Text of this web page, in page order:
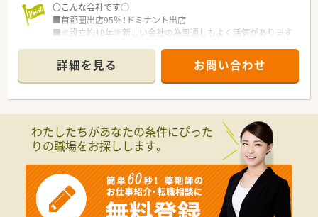
〇こんな会社です○
■首都圏出店95％！ドミナント出店
■≪設立約10年≫新しい会社の為風通しもよく活気があります
■年間休日～127日 プライベート充実
■多様なキャリアパスがあります！独立支援制度あり
■個性を大切にする社員第一主義の会社です
詳細を見る お問い合わせ
わたしたちがあなたの条件にぴった
りの職場をお探しします。